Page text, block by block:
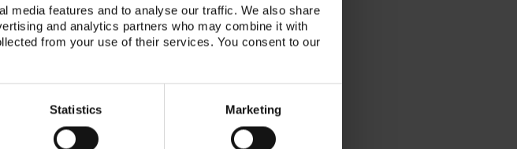
media features and to analyse our traffic. We also share
and analytics partners who may combine it with
from your use of their services. You consent to our
Statistics Marketing